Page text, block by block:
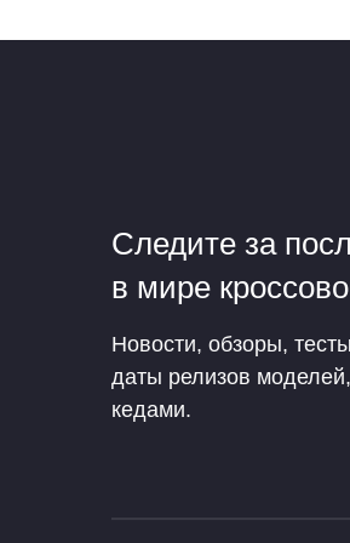
Следите за
в мире
Новости, обзоры,
даты релизов
кедами.